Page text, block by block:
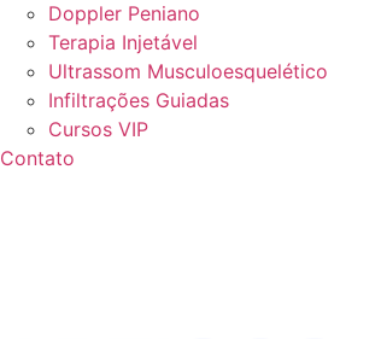
Doppler Peniano
Terapia Injetável
Ultrassom Musculoesquelético
Infiltrações Guiadas
Cursos VIP
Contato